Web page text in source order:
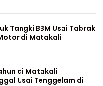
Tangki BBM Usai Tabrak
di Matakali
di Matakali
Usai Tenggelam di